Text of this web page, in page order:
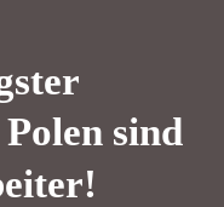
sind